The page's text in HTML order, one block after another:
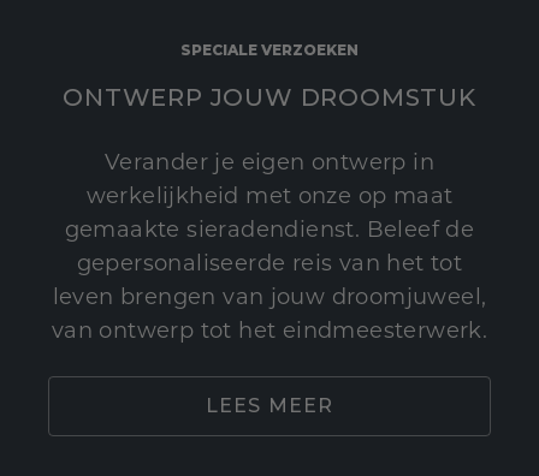
SPECIALE VERZOEKEN
ONTWERP JOUW DROOMSTUK
Verander je eigen ontwerp in
werkelijkheid met onze op maat
gemaakte sieradendienst. Beleef de
gepersonaliseerde reis van het tot
leven brengen van jouw droomjuweel,
van ontwerp tot het eindmeesterwerk.
LEES MEER